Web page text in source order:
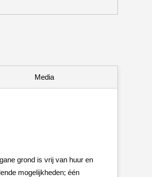
Media
grond is vrij van huur en
mogelijkheden; één